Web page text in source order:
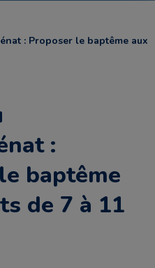
: Proposer le baptême aux
:
baptême
de 7 à 11